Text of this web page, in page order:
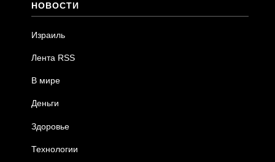
НОВОСТИ
Израиль
Лента RSS
В мире
Деньги
Здоровье
Технологии